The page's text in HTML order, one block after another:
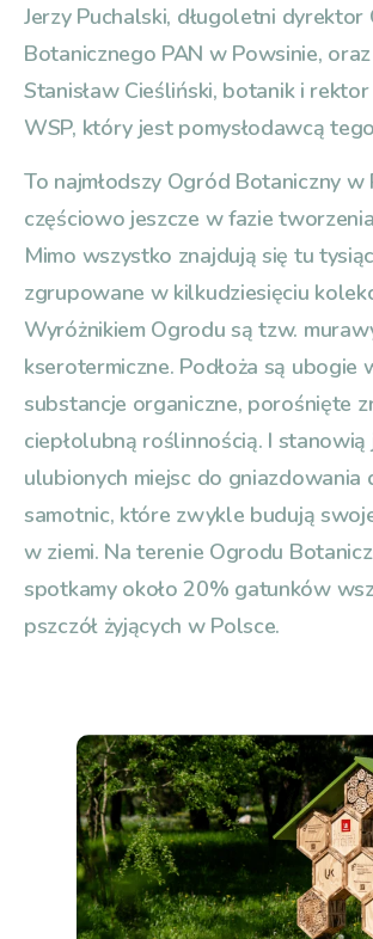
Jerzy Puchalski, długoletni dyrektor
Botanicznego PAN w Powsinie,
Stanisław Cieśliński, botanik i
WSP, który jest pomysłodawcą
To najmłodszy Ogród Botaniczny w
częściowo jeszcze w fazie
Mimo wszystko znajdują się tu
zgrupowane w kilkudziesięciu
Wyróżnikiem Ogrodu są tzw.
kserotermiczne. Podłoża są ubogie
substancje organiczne, porośnięte
ciepłolubną roślinnością. I stanowią
ulubionych miejsc do gniazdowania
samotnic, które zwykle budują
w ziemi. Na terenie Ogrodu
spotkamy około 20% gatunków
pszczół żyjących w Polsce.